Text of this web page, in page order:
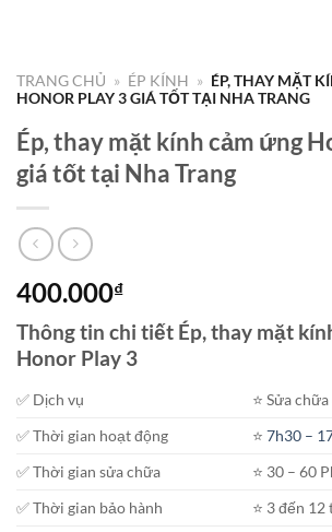
TRANG CHỦ » ÉP KÍNH » ÉP, THAY MẶT
HONOR PLAY 3 GIÁ TỐT TẠI NHA TRANG
Ép, thay mặt kính cảm ứng
giá tốt tại Nha Trang
400.000₫
Thông tin chi tiết Ép, thay mặt
Honor Play 3
✅ Dịch vụ
⭐️ Sửa
✅ Thời gian hoạt động
⭐️7h30 –
✅ Thời gian sửa chữa
⭐️ 30 – 60
✅ Thời gian bảo hành
⭐️ 3 đến 12